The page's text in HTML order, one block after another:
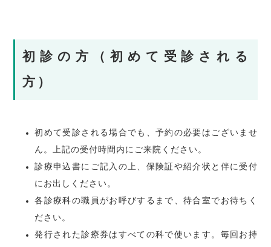
初診の方（初めて受診される
方）
初めて受診される場合でも、予約の必要はございませ
ん。上記の受付時間内にご来院ください。
診療申込書にご記入の上、保険証や紹介状と伴に受付
にお出しください。
各診療科の職員がお呼びするまで、待合室でお待ちく
ださい。
発行された診療券はすべての科で使います。毎回お持